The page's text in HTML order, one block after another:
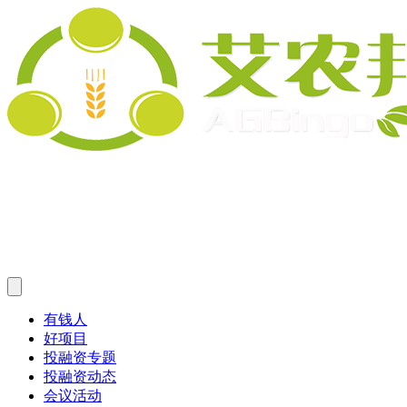
有钱人
好项目
投融资专题
投融资动态
会议活动